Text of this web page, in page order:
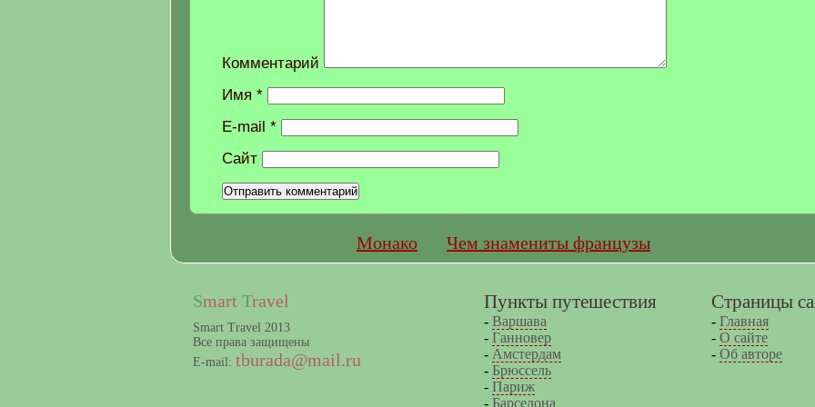
Комментарий
Имя *
E-mail *
Сайт
Монако Чем знамениты французы
Smart Travel
Smart Travel 2013
Все права защищены
E-mail: tburada@mail.ru
Пункты путешествия
- Варшава
- Ганновер
- Амстердам
- Брюссель
- Париж
- Барселона
Страницы
- Главная
- О сайте
- Об авторе